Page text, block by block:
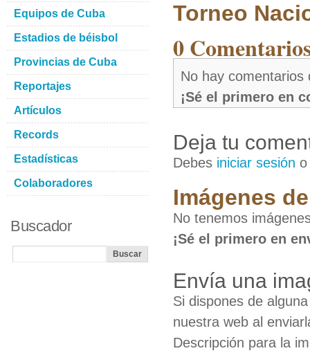
Torneo
0
No hay comentarios
¡Sé el primero en
Deja tu
Debes iniciar sesión
Imágenes
No tenemos
¡Sé el primero en
Envía una
Si dispones de
nuestra web al
Descripción para la
Equipos de Cuba
Estadios de béisbol
Provincias de Cuba
Reportajes
Artículos
Records
Estadísticas
Colaboradores
Buscador